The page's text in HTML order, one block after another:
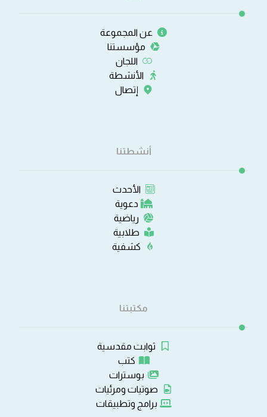
عن المجموعة
مؤسستنا
اللجان
الأنشطة
إتصال
أنشطتنا
الأحدث
دعوية
رياضية
طلابية
كشفية
مكتبتنا
ثوابت مقدسية
كتب
بوسترات
صوتيات ومرئيات
برامج وتطبيقات